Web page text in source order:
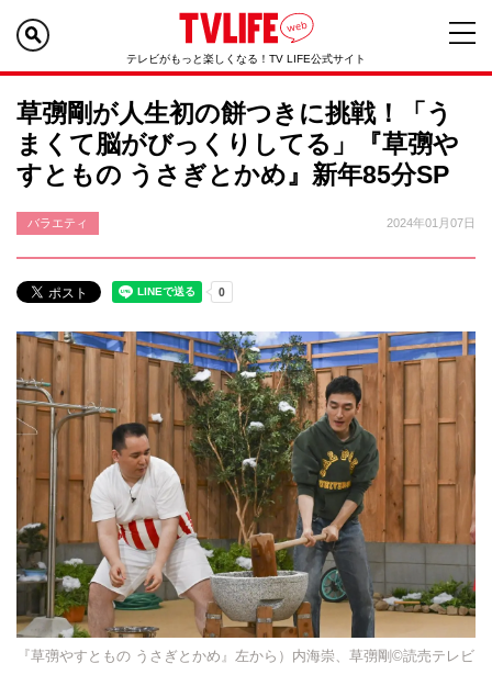
テレビがもっと楽しくなる！TV LIFE公式サイト
草彅剛が人生初の餅つきに挑戦！「う
まくて脳がびっくりしてる」『草彅や
すともの うさぎとかめ』新年85分SP
バラエティ 2024年01月07日
『草彅やすともの うさぎとかめ』左から）内海崇、草彅剛©読売テレビ